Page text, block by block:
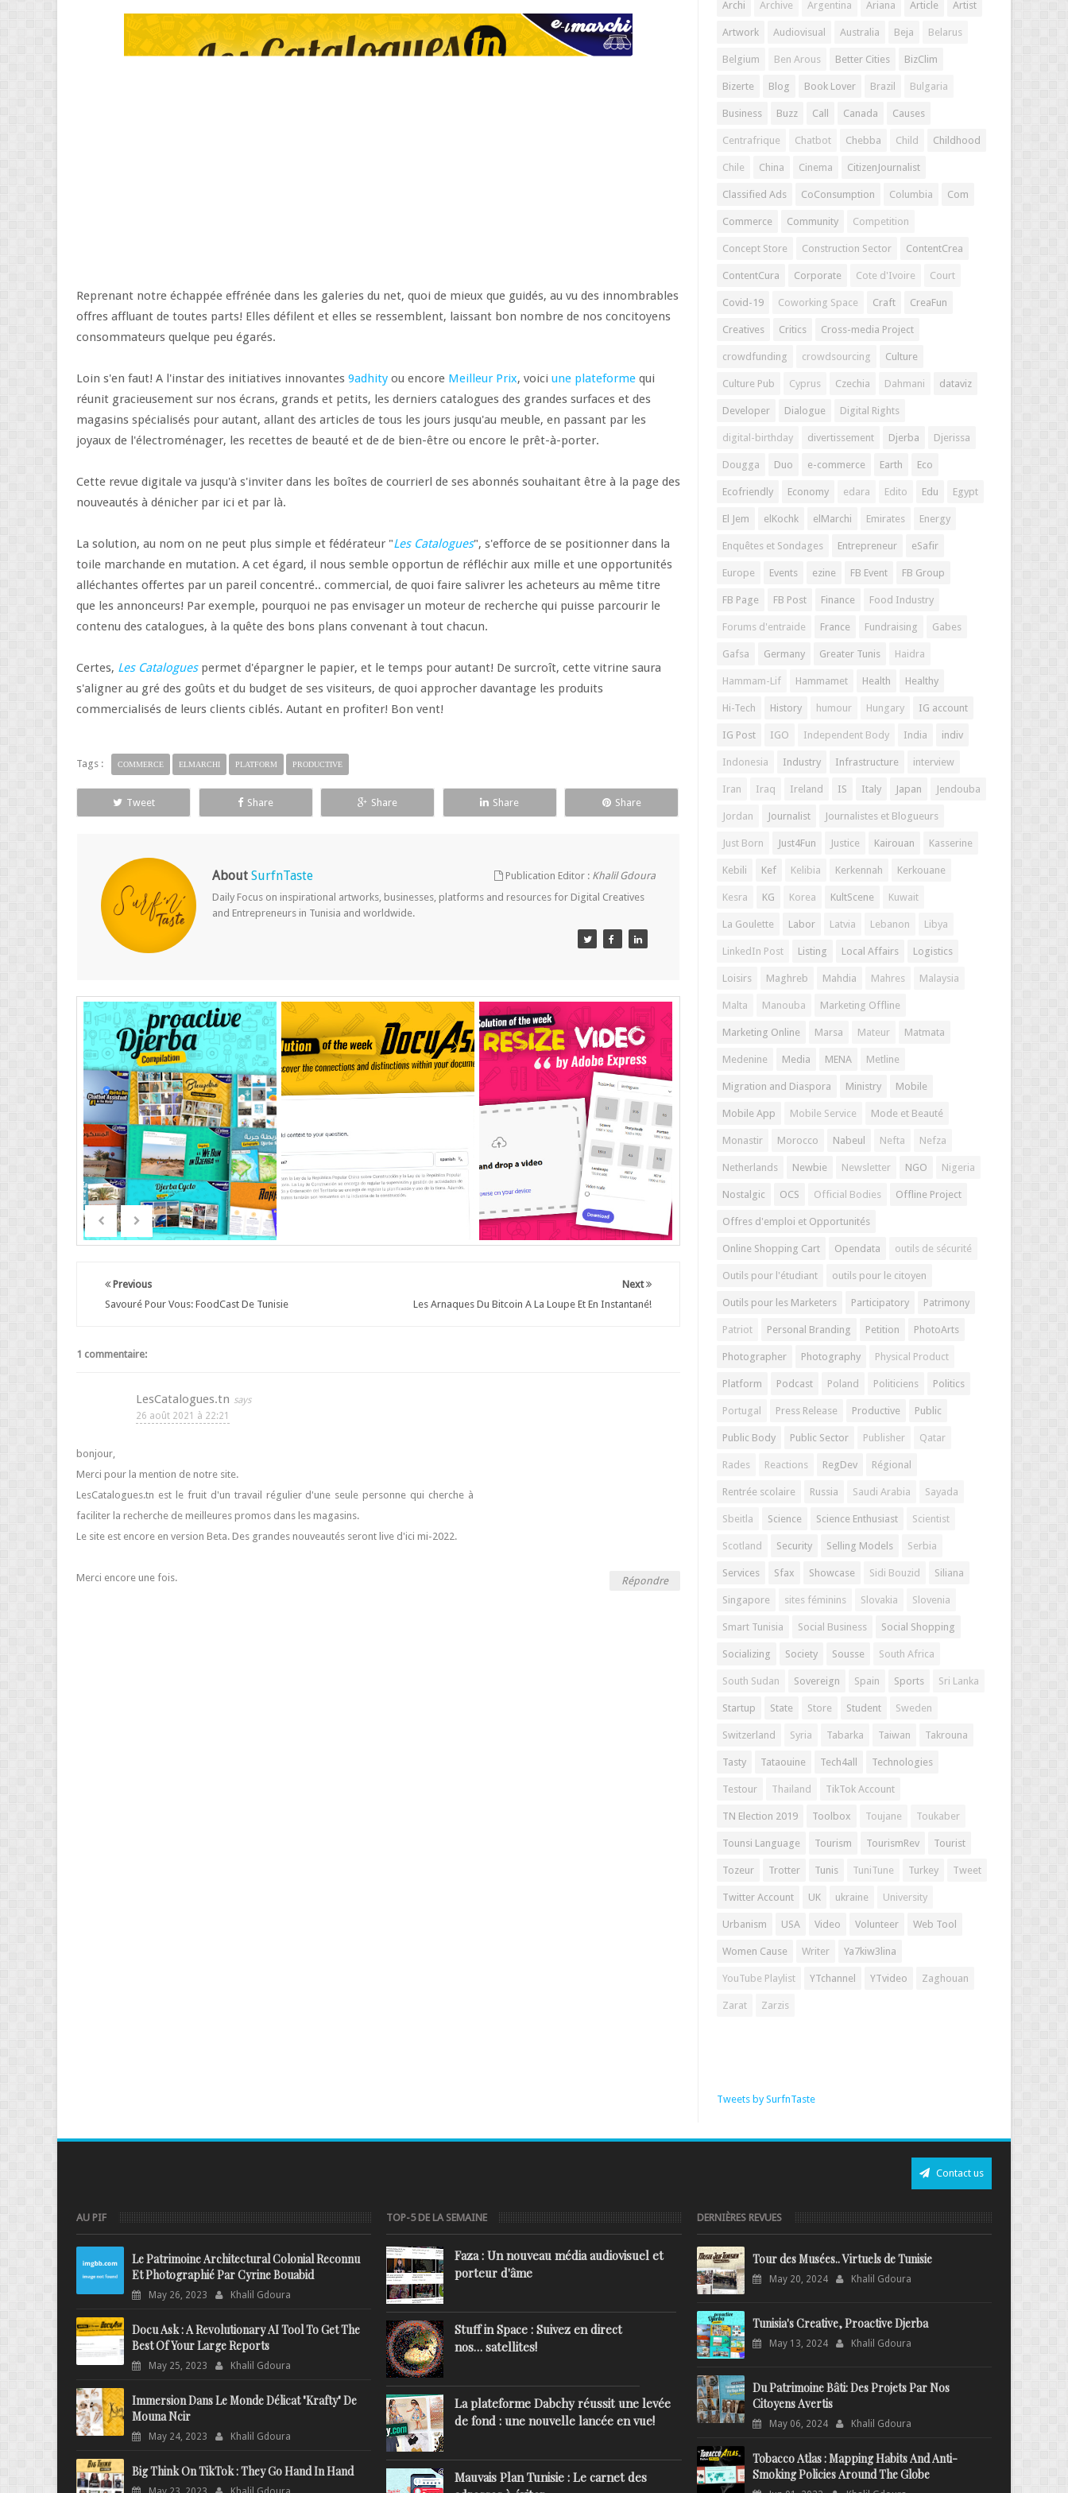
Reprenant notre échappée effrénée dans les galeries du net, quoi de mieux que guidés, au vu des innombrables
offres affluant de toutes parts! Elles défilent et elles se ressemblent, laissant bon nombre de nos concitoyens
consommateurs quelque peu égarés.
Loin s'en faut! A l'instar des initiatives innovantes 9adhity ou encore Meilleur Prix, voici une plateforme qui
réunit gracieusement sur nos écrans, grands et petits, les derniers catalogues des grandes surfaces et des
magasins spécialisés pour autant, allant des articles de tous les jours jusqu'au meuble, en passant par les
joyaux de l'électroménager, les recettes de beauté et de de bien-être ou encore le prêt-à-porter.
Cette revue digitale va jusqu'à s'inviter dans les boîtes de courrierl de ses abonnés souhaitant être à la page des
nouveautés à dénicher par ici et par là.
La solution, au nom on ne peut plus simple et fédérateur "Les Catalogues", s'efforce de se positionner dans la
toile marchande en mutation. A cet égard, il nous semble opportun de réfléchir aux mille et une opportunités
alléchantes offertes par un pareil concentré.. commercial, de quoi faire salivrer les acheteurs au même titre
que les annonceurs! Par exemple, pourquoi ne pas envisager un moteur de recherche qui puisse parcourir le
contenu des catalogues, à la quête des bons plans convenant à tout chacun.
Certes, Les Cataloguespermet d'épargner le papier, et le temps pour autant! De surcroît, cette vitrine saura
s'aligner au gré des goûts et du budget de ses visiteurs, de quoi approcher davantage les produits
commercialisés de leurs clients ciblés. Autant en profiter! Bon vent!
Tags : COMMERCE ELMARCHI PLATFORM PRODUCTIVE
Tweet Share Share Share Share
About SurfnTaste Publication Editor : Khalil Gdoura
Daily Focus on inspirational artworks, businesses, platforms and resources for Digital Creatives
and Entrepreneurs in Tunisia and worldwide.
Next
Les Arnaques Du Bitcoin A La Loupe Et En Instantané!
Previous
Savouré Pour Vous: FoodCast De Tunisie
1 commentaire:
LesCatalogues.tn
26 août 2021 à 22:21
bonjour,
Merci pour la mention de notre site.
LesCatalogues.tn est le fruit d'un travail régulier d'une seule personne qui cherche à
faciliter la recherche de meilleures promos dans les magasins.
Le site est encore en version Beta. Des grandes nouveautés seront live d'ici mi-2022.
Merci encore une fois. Répondre
Archi Archive Argentina Ariana Article Artist
Artwork Audiovisual Australia Beja Belarus
Belgium Ben Arous Better Cities BizClim
Bizerte Blog Book Lover Brazil Bulgaria
Business Buzz Call Canada Causes
Centrafrique Chatbot Chebba Child Childhood
Chile China Cinema CitizenJournalist
Classified Ads CoConsumption Columbia Com
Commerce Community Competition
Concept Store Construction Sector ContentCrea
ContentCura Corporate Cote d'Ivoire Court
Covid-19 Coworking Space Craft CreaFun
Creatives Critics Cross-media Project
crowdfunding crowdsourcing Culture
Culture Pub Cyprus Czechia Dahmani dataviz
Developer Dialogue Digital Rights
digital-birthday divertissement Djerba Djerissa
Dougga Duo e-commerce Earth Eco
Ecofriendly Economy edara Edito Edu Egypt
El Jem elKochk elMarchi Emirates Energy
Enquêtes et Sondages Entrepreneur eSafir
Europe Events ezine FB Event FB Group
FB Page FB Post Finance Food Industry
Forums d'entraide France Fundraising Gabes
Gafsa Germany Greater Tunis Haidra
Hammam-Lif Hammamet Health Healthy
Hi-Tech History humour Hungary IG account
IG Post IGO Independent Body India indiv
Indonesia Industry Infrastructure interview
Iran Iraq Ireland IS Italy Japan Jendouba
Jordan Journalist Journalistes et Blogueurs
Just Born Just4Fun Justice Kairouan Kasserine
Kebili Kef Kelibia Kerkennah Kerkouane
Kesra KG Korea KultScene Kuwait
La Goulette Labor Latvia Lebanon Libya
LinkedIn Post Listing Local Affairs Logistics
Loisirs Maghreb Mahdia Mahres Malaysia
Malta Manouba Marketing Offline
Marketing Online Marsa Mateur Matmata
Medenine Media MENA Metline
Migration and Diaspora Ministry Mobile
Mobile App Mobile Service Mode et Beauté
Monastir Morocco Nabeul Nefta Nefza
Netherlands Newbie Newsletter NGO Nigeria
Nostalgic OCS Official Bodies Offline Project
Offres d'emploi et Opportunités
Online Shopping Cart Opendata outils de sécurité
Outils pour l'étudiant outils pour le citoyen
Outils pour les Marketers Participatory Patrimony
Patriot Personal Branding Petition PhotoArts
Photographer Photography Physical Product
Platform Podcast Poland Politiciens Politics
Portugal Press Release Productive Public
Public Body Public Sector Publisher Qatar
Rades Reactions RegDev Régional
Rentrée scolaire Russia Saudi Arabia Sayada
Sbeitla Science Science Enthusiast Scientist
Scotland Security Selling Models Serbia
Services Sfax Showcase Sidi Bouzid Siliana
Singapore sites féminins Slovakia Slovenia
Smart Tunisia Social Business Social Shopping
Socializing Society Sousse South Africa
South Sudan Sovereign Spain Sports Sri Lanka
Startup State Store Student Sweden
Switzerland Syria Tabarka Taiwan Takrouna
Tasty Tataouine Tech4all Technologies
Testour Thailand TikTok Account
TN Election 2019 Toolbox Toujane Toukaber
Tounsi Language Tourism TourismRev Tourist
Tozeur Trotter Tunis TuniTune Turkey Tweet
Twitter Account UK ukraine University
Urbanism USA Video Volunteer Web Tool
Women Cause Writer Ya7kiw3lina
YouTube Playlist YTchannel YTvideo Zaghouan
Zarat Zarzis
Tweets by SurfnTaste
Contact us
AU PIF
Le Patrimoine Architectural Colonial Reconnu
Et Photographié Par Cyrine Bouabid
May 26, 2023 Khalil Gdoura
Docu Ask : A Revolutionary AI Tool To Get The
Best Of Your Large Reports
May 25, 2023 Khalil Gdoura
Immersion Dans Le Monde Délicat "Krafty" De
Mouna Ncir
May 24, 2023 Khalil Gdoura
Big Think On TikTok : They Go Hand In Hand
TOP-5 DE LA SEMAINE
Faza : Un nouveau média audiovisuel et
porteur d'âme
Stuff in Space : Suivez en direct
nos… satellites!
La plateforme Dabchy réussit une levée
de fond : une nouvelle lancée en vue!
Mauvais Plan Tunisie : Le carnet des
DERNIÈRES REVUES
Tour des Musées.. Virtuels de Tunisie
May 20, 2024 Khalil Gdoura
Tunisia's Creative, Proactive Djerba
May 13, 2024 Khalil Gdoura
Du Patrimoine Bâti: Des Projets Par Nos
Citoyens Avertis
May 06, 2024 Khalil Gdoura
Tobacco Atlas : Mapping Habits And Anti-
Smoking Policies Around The Globe